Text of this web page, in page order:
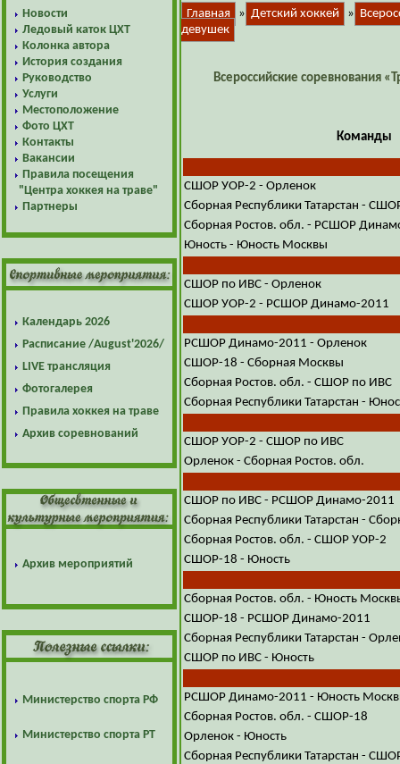
Новости
Ледовый каток ЦХТ
Колонка автора
История создания
Руководство
Услуги
Местоположение
Фото ЦХТ
Контакты
Вакансии
Правила посещения
"Центра хоккея на траве"
Партнеры
Календарь 2026
Расписание /August'2026/
LIVE трансляция
Фотогалерея
Правила хоккея на траве
Архив соревнований
Архив мероприятий
Министерство спорта РФ
Министерство спорта РТ
Главная » Детский хоккей »
девушек
Всероссийские соревнования
Команды
СШОР УОР-2 - Орленок
Сборная Республики Татарстан -
Сборная Ростов. обл. - РСШОР
Юность - Юность Москвы
СШОР по ИВС - Орленок
СШОР УОР-2 - РСШОР Динамо-2011
РСШОР Динамо-2011 - Орленок
СШОР-18 - Сборная Москвы
Сборная Ростов. обл. - СШОР по ИВС
Сборная Республики Татарстан -
СШОР УОР-2 - СШОР по ИВС
Орленок - Сборная Ростов. обл.
СШОР по ИВС - РСШОР Динамо-2011
Сборная Республики Татарстан -
Сборная Ростов. обл. - СШОР УОР-2
СШОР-18 - Юность
Сборная Ростов. обл. - Юность
СШОР-18 - РСШОР Динамо-2011
Сборная Республики Татарстан -
СШОР по ИВС - Юность
РСШОР Динамо-2011 - Юность
Сборная Ростов. обл. - СШОР-18
Орленок - Юность
Сборная Республики Татарстан -